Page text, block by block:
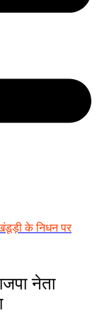
खंडूड़ी के निधन पर
नेता